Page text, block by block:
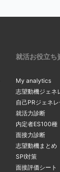
内のメー
間違った
カンマ（
マイペー
間違った
ルアドレ
リックし
現在のメ
」をク
「新たな
るメール
変更」ボ
就活お役立ち
My analytics
志望動機ジェネ
自己PRジェネ
就活力診断
内定者ES100種
面接力診断
志望動機まとめ
SPI対策
面接評価シート